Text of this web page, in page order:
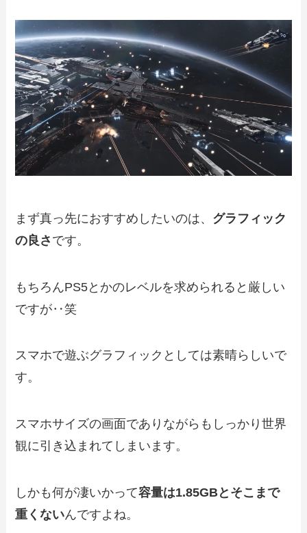
まず真っ先におすすめしたいのは、 グラフィック
の良さ です。
もちろんPS5とかのレベルを求められると厳しい
ですが‥笑
スマホで遊ぶグラフィックとしては素晴らしいで
す。
スマホサイズの画面でありながらもしっかり世界
観に引き込まれてしまいます。
しかも何が凄いかって容量は1.85GBとそこまで
重くないんですよね。